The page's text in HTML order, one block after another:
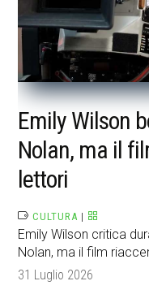
Emily Wilson
Nolan, ma il
lettori
CULTURA |
Emily Wilson critica
Nolan, ma il film
31 Luglio 2026